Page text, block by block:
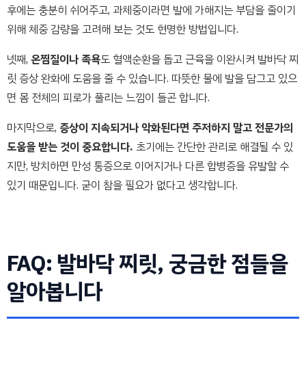
후에는 충분히 쉬어주고, 과체중이라면 발에 가해지는 부담을 줄이기
위해 체중 감량을 고려해 보는 것도 현명한 방법입니다.
넷째, 온찜질이나 족욕도 혈액순환을 돕고 근육을 이완시켜 발바닥 찌
릿 증상 완화에 도움을 줄 수 있습니다. 따뜻한 물에 발을 담그고 있으
면 몸 전체의 피로가 풀리는 느낌이 들곤 합니다.
마지막으로, 증상이 지속되거나 악화된다면 주저하지 말고 전문가의
도움을 받는 것이 중요합니다. 초기에는 간단한 관리로 해결될 수 있
지만, 방치하면 만성 통증으로 이어지거나 다른 합병증을 유발할 수
있기 때문입니다. 굳이 참을 필요가 없다고 생각합니다.
FAQ: 발바닥 찌릿, 궁금한 점들을
알아봅니다